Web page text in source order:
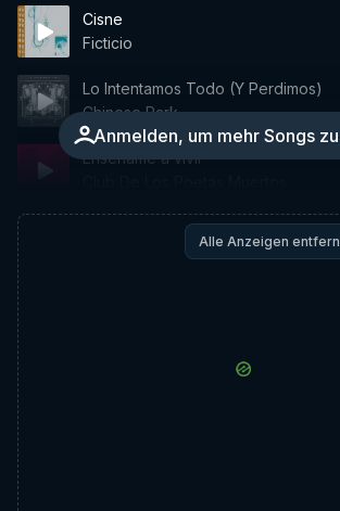
Cisne
Ficticio
Anmelden, um mehr Songs
Lo Intentamos Todo (Y Perdimos)
Chinese Park
Enséñame a vivir
Alle Anzeigen